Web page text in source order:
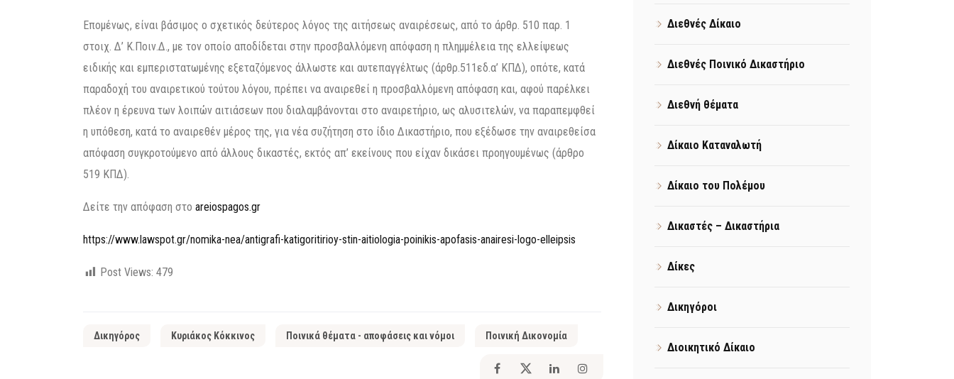
Επομένως, είναι βάσιμος ο σχετικός δεύτερος λόγος της αιτήσεως αναιρέσεως, από το άρθρ. 510 παρ. 1
στοιχ. Δ’ Κ.Ποιν.Δ., με τον οποίο αποδίδεται στην προσβαλλόμενη απόφαση η πλημμέλεια της ελλείψεως
ειδικής και εμπεριστατωμένης εξεταζόμενος άλλωστε και αυτεπαγγέλτως (άρθρ.511εδ.α’ ΚΠΔ), οπότε, κατά
παραδοχή του αναιρετικού τούτου λόγου, πρέπει να αναιρεθεί η προσβαλλόμενη απόφαση και, αφού παρέλκει
πλέον η έρευνα των λοιπών αιτιάσεων που διαλαμβάνονται στο αναιρετήριο, ως αλυσιτελών, να παραπεμφθεί
η υπόθεση, κατά το αναιρεθέν μέρος της, για νέα συζήτηση στο ίδιο Δικαστήριο, που εξέδωσε την αναιρεθείσα
απόφαση συγκροτούμενο από άλλους δικαστές, εκτός απ’ εκείνους που είχαν δικάσει προηγουμένως (άρθρο
519 ΚΠΔ).
Δείτε την απόφαση στο areiospagos.gr
https://www.lawspot.gr/nomika-nea/antigrafi-katigoritirioy-stin-aitiologia-poinikis-apofasis-anairesi-logo-elleipsis
Post Views: 479
Δικηγόρος Κυριάκος Κόκκινος Ποινικά θέματα - αποφάσεις και νόμοι Ποινική Δικονομία
Διεθνές Δίκαιο
Διεθνές Ποινικό Δικαστήριο
Διεθνή θέματα
Δίκαιο Καταναλωτή
Δίκαιο του Πολέμου
Δικαστές – Δικαστήρια
Δίκες
Δικηγόροι
Διοικητικό Δίκαιο